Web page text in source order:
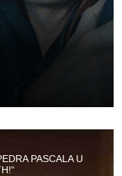
PASCALA U